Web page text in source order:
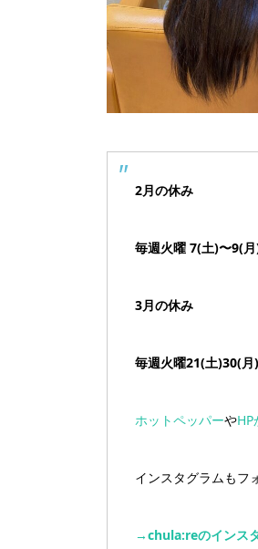
2月の休み
毎週火曜 7(土)〜9(
3月の休み
毎週火曜21(土)30(月)
ホットペッパーや
インスタグラムもフ
→chula:reのインス